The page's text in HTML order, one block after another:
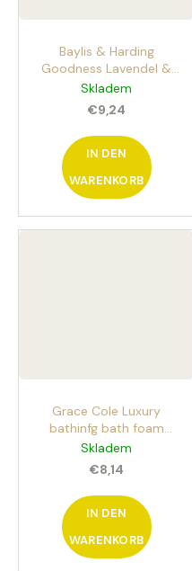
Baylis & Harding
Goodness Lavendel &
Vanille Naturschaumbad
500ml Badeschaum
Lavendel und Vanille
Skladem
€9,24
IN DEN
WARENKORB
Grace Cole Luxury
bathinfg bath foam
250ml Badeschaum
Pralinen und süße Vanille
Skladem
€8,14
IN DEN
WARENKORB